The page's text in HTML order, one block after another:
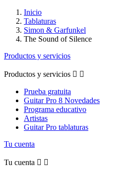
Inicio
Tablaturas
Simon & Garfunkel
The Sound of Silence
Productos y servicios
Productos y servicios  
Prueba gratuita
Guitar Pro 8 Novedades
Programa educativo
Artistas
Guitar Pro tablaturas
Tu cuenta
Tu cuenta  